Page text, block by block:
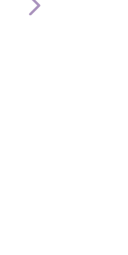
Kenzo Lâ´Eau Pure
Unisex Edp X 100 Ml